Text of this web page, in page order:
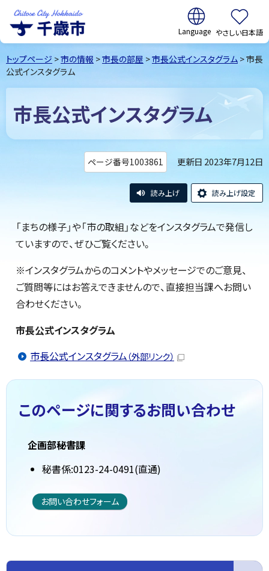
千歳市Chitose
City Hokkaido
翻訳:
やさしい日本語
トップページ >市の情報 >市長の部屋 >市長公式インスタグラム > 市長
公式インスタグラム
市長公式インスタグラム
ページ番号1003861 更新日 2023年7月12日
読み上げ 読み上げ設定
「まちの様子」や「市の取組」などをインスタグラムで発信し
ていますので、ぜひご覧ください。
※インスタグラムからのコメントやメッセージでのご意見、
ご質問等にはお答えできませんので、直接担当課へお問い
合わせください。
市長公式インスタグラム
市長公式インスタグラム（外部リンク）
このページに関するお問い合わせ
企画部秘書課
秘書係:0123-24-0491(直通)
お問い合わせフォーム